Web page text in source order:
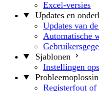
Excel-versies
Updates en
Updates van
Automatische
Sjablonen
Instellingen
Registerfout